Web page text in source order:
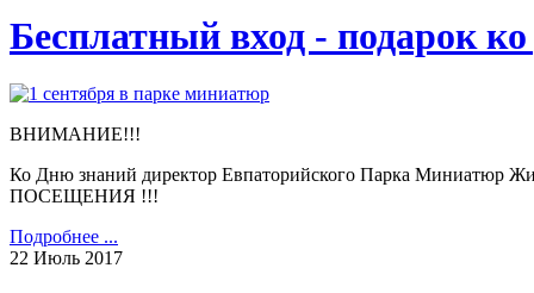
Бесплатный вход - подарок
ВНИМАНИЕ!!!
Ко Дню знаний директор Евпаторийского Парка
ПОСЕЩЕНИЯ !!!
Подробнее ...
22 Июль 2017